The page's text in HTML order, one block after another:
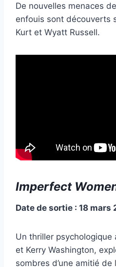
De nouvelles menaces
enfouis sont découverts
Kurt et Wyatt Russell.
Imperfect
Date de sortie : 18 mars
Un thriller psychologique
et Kerry Washington,
sombres d’une amitié de